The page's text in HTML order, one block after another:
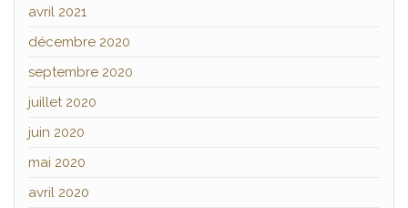
avril 2021
décembre 2020
septembre 2020
juillet 2020
juin 2020
mai 2020
avril 2020